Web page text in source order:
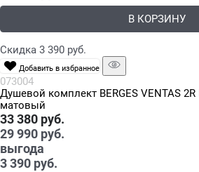
В КОРЗИНУ
Скидка 3 390 руб.
Добавить в избранное
073004
Душевой комплект BERGES VENTAS
матовый
33 380 руб.
29 990 руб.
выгода
3 390 руб.